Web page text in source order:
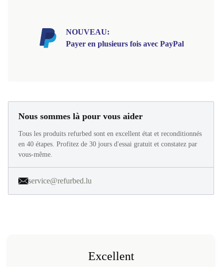
NOUVEAU:
Payer en plusieurs fois avec PayPal
Nous sommes là pour vous aider
Tous les produits refurbed sont en excellent état et reconditionnés
en 40 étapes. Profitez de 30 jours d'essai gratuit et constatez par
vous-même.
service@refurbed.lu
Excellent